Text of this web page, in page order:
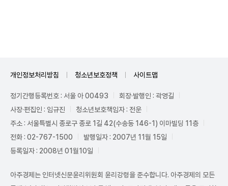
개인정보처리방침 청소년보호정책 사이트맵
정기간행등록번호 : 서울 아 00493
회장·발행인 : 곽영길
사장·편집인 : 임규진
청소년보호책임자 : 전운
주소 : 서울특별시 종로구 종로 1길 42(수송동 146-1) 이마빌딩 11층
전화 : 02-767-1500
발행일자 : 2007년 11월 15일
등록일자 : 2008년 01월10일
아주경제는 인터넷신문윤리위원회 윤리강령을 준수합니다. 아주경제의 모든